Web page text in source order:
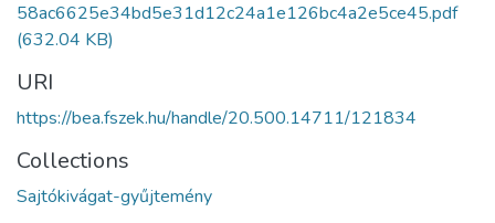
58ac6625e34bd5e31d12c24a1e126bc4a2e5ce45.pdf
(632.04 KB)
URI
https://bea.fszek.hu/handle/20.500.14711/121834
Collections
Sajtókivágat-gyűjtemény